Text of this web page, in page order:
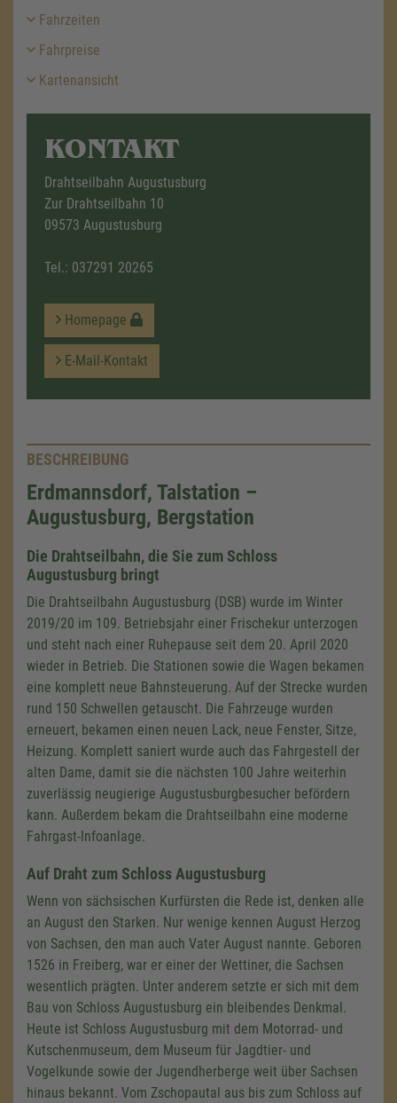
Fahrzeiten
Fahrpreise
Kartenansicht
KONTAKT
Drahtseilbahn Augustusburg
Zur Drahtseilbahn 10
09573 Augustusburg
Tel.: 037291 20265
Homepage
E-Mail-Kontakt
BESCHREIBUNG
Erdmannsdorf, Talstation –
Augustusburg, Bergstation
Die Drahtseilbahn, die Sie zum Schloss
Augustusburg bringt
Die Drahtseilbahn Augustusburg (DSB) wurde im Winter
2019/20 im 109. Betriebsjahr einer Frischekur unterzogen
und steht nach einer Ruhepause seit dem 20. April 2020
wieder in Betrieb. Die Stationen sowie die Wagen bekamen
eine komplett neue Bahnsteuerung. Auf der Strecke wurden
rund 150 Schwellen getauscht. Die Fahrzeuge wurden
erneuert, bekamen einen neuen Lack, neue Fenster, Sitze,
Heizung. Komplett saniert wurde auch das Fahrgestell der
alten Dame, damit sie die nächsten 100 Jahre weiterhin
zuverlässig neugierige Augustusburgbesucher befördern
kann. Außerdem bekam die Drahtseilbahn eine moderne
Fahrgast-Infoanlage.
Auf Draht zum Schloss Augustusburg
Wenn von sächsischen Kurfürsten die Rede ist, denken alle
an August den Starken. Nur wenige kennen August Herzog
von Sachsen, den man auch Vater August nannte. Geboren
1526 in Freiberg, war er einer der Wettiner, die Sachsen
wesentlich prägten. Unter anderem setzte er sich mit dem
Bau von Schloss Augustusburg ein bleibendes Denkmal.
Heute ist Schloss Augustusburg mit dem Motorrad- und
Kutschenmuseum, dem Museum für Jagdtier- und
Vogelkunde sowie der Jugendherberge weit über Sachsen
hinaus bekannt. Vom Zschopautal aus bis zum Schloss auf